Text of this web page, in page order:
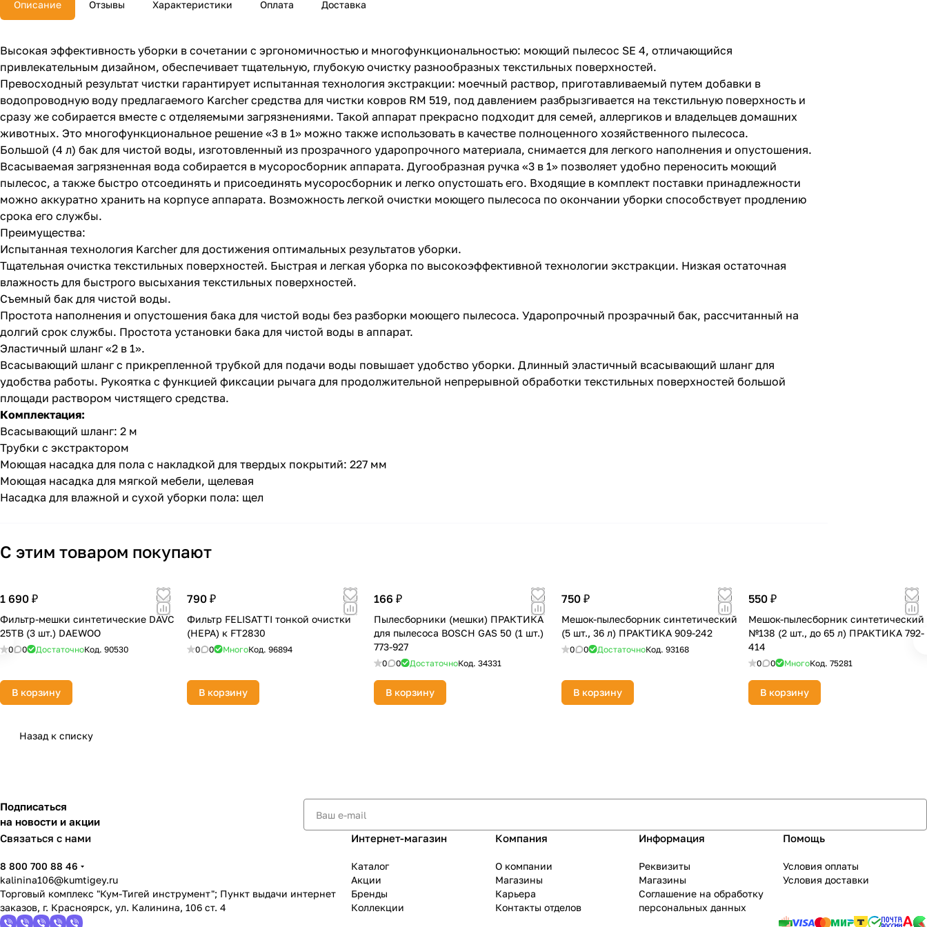
Описание Отзывы Характеристики Оплата Доставка
Высокая эффективность уборки в сочетании с эргономичностью и многофункциональностью: моющий пылесос SE 4, отличающийся
привлекательным дизайном, обеспечивает тщательную, глубокую очистку разнообразных текстильных поверхностей.
Превосходный результат чистки гарантирует испытанная технология экстракции: моечный раствор, приготавливаемый путем добавки в
водопроводную воду предлагаемого Karcher средства для чистки ковров RM 519, под давлением разбрызгивается на текстильную поверхность и
сразу же собирается вместе с отделяемыми загрязнениями. Такой аппарат прекрасно подходит для семей, аллергиков и владельцев домашних
животных. Это многофункциональное решение «3 в 1» можно также использовать в качестве полноценного хозяйственного пылесоса.
Большой (4 л) бак для чистой воды, изготовленный из прозрачного ударопрочного материала, снимается для легкого наполнения и опустошения.
Всасываемая загрязненная вода собирается в мусоросборник аппарата. Дугообразная ручка «3 в 1» позволяет удобно переносить моющий
пылесос, а также быстро отсоединять и присоединять мусоросборник и легко опустошать его. Входящие в комплект поставки принадлежности
можно аккуратно хранить на корпусе аппарата. Возможность легкой очистки моющего пылесоса по окончании уборки способствует продлению
срока его службы.
Преимущества:
Испытанная технология Karcher для достижения оптимальных результатов уборки.
Тщательная очистка текстильных поверхностей. Быстрая и легкая уборка по высокоэффективной технологии экстракции. Низкая остаточная
влажность для быстрого высыхания текстильных поверхностей.
Съемный бак для чистой воды.
Простота наполнения и опустошения бака для чистой воды без разборки моющего пылесоса. Ударопрочный прозрачный бак, рассчитанный на
долгий срок службы. Простота установки бака для чистой воды в аппарат.
Эластичный шланг «2 в 1».
Всасывающий шланг с прикрепленной трубкой для подачи воды повышает удобство уборки. Длинный эластичный всасывающий шланг для
удобства работы. Рукоятка с функцией фиксации рычага для продолжительной непрерывной обработки текстильных поверхностей большой
площади раствором чистящего средства.
Комплектация:
Всасывающий шланг: 2 м
Трубки с экстрактором
Моющая насадка для пола с накладкой для твердых покрытий: 227 мм
Моющая насадка для мягкой мебели, щелевая
Насадка для влажной и сухой уборки пола: щел
С этим товаром покупают
1 690 ₽
Фильтр-мешки синтетические DAVC
25TB (3 шт.) DAEWOO
0 0 ДостаточноКод. 90530
В корзину
790 ₽
Фильтр FELISATTI тонкой очистки
(НЕРА) к FT2830
0 0 МногоКод.96894
В корзину
166 ₽
Пылесборники (мешки) ПРАКТИКА
для пылесоса BOSCH GAS 50 (1 шт.)
773-927
0 0 ДостаточноКод.34331
В корзину
750 ₽
Мешок-пылесборник синтетический
(5 шт., 36 л) ПРАКТИКА 909-242
0 0 ДостаточноКод. 93168
В корзину
550 ₽
Мешок-пылесборник синтетический
№138 (2 шт., до 65 л) ПРАКТИКА 792-
414
0 0 МногоКод. 75281
В корзину
Назад к списку
Подписаться
на новости и акции
Связаться с нами
8 800 700 88 46
kalinina106@kumtigey.ru
Торговый комплекс "Кум-Тигей инструмент"; Пункт выдачи интернет
заказов, г. Красноярск, ул. Калинина, 106 ст. 4
Интернет-магазин
Каталог
Акции
Бренды
Коллекции
Компания
О компании
Магазины
Карьера
Контакты отделов
Информация
Реквизиты
Магазины
Соглашение на обработку
персональных данных
Помощь
Условия оплаты
Условия доставки
раз в 2 недели